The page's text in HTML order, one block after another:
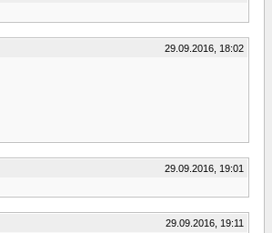
29.09.2016, 18:02
29.09.2016, 19:01
29.09.2016, 19:11